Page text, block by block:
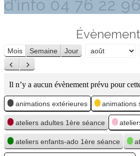
d’info 04 76 22
Mois Semaine Jour
Précédent
Suivant
Il n’y a aucun évènement prévu pour
Catégories
animations extérieures animations
ateliers adultes 1ère séance
ateliers enfants-ado 1ère séance